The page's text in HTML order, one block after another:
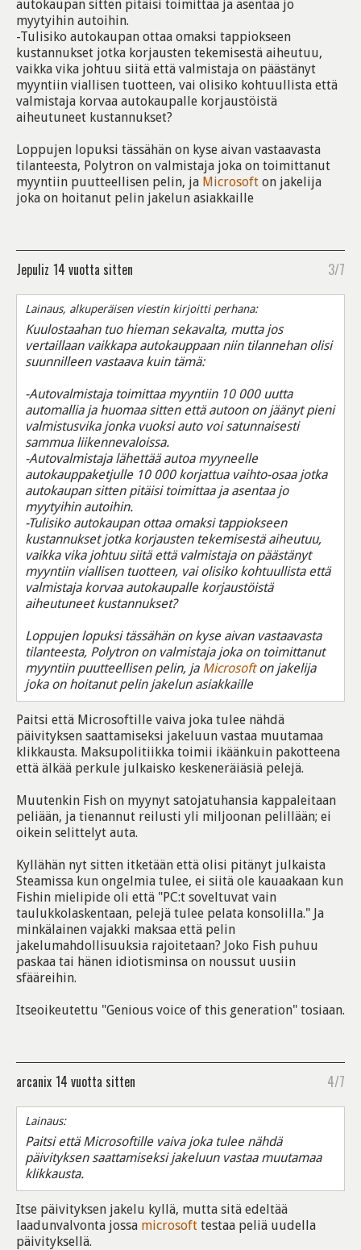
autokaupan sitten pitäisi toimittaa ja asentaa jo
myytyihin autoihin.
-Tulisiko autokaupan ottaa omaksi tappiokseen
kustannukset jotka korjausten tekemisestä aiheutuu,
vaikka vika johtuu siitä että valmistaja on päästänyt
myyntiin viallisen tuotteen, vai olisiko kohtuullista että
valmistaja korvaa autokaupalle korjaustöistä
aiheutuneet kustannukset?
Loppujen lopuksi tässähän on kyse aivan vastaavasta
tilanteesta, Polytron on valmistaja joka on toimittanut
myyntiin puutteellisen pelin, ja Microsoft on jakelija
joka on hoitanut pelin jakelun asiakkaille
Jepuliz 14 vuotta sitten 3/7
Lainaus, alkuperäisen viestin kirjoitti perhana:
Kuulostaahan tuo hieman sekavalta, mutta jos
vertaillaan vaikkapa autokauppaan niin tilannehan olisi
suunnilleen vastaava kuin tämä:
-Autovalmistaja toimittaa myyntiin 10 000 uutta
automallia ja huomaa sitten että autoon on jäänyt pieni
valmistusvika jonka vuoksi auto voi satunnaisesti
sammua liikennevaloissa.
-Autovalmistaja lähettää autoa myyneelle
autokauppaketjulle 10 000 korjattua vaihto-osaa jotka
autokaupan sitten pitäisi toimittaa ja asentaa jo
myytyihin autoihin.
-Tulisiko autokaupan ottaa omaksi tappiokseen
kustannukset jotka korjausten tekemisestä aiheutuu,
vaikka vika johtuu siitä että valmistaja on päästänyt
myyntiin viallisen tuotteen, vai olisiko kohtuullista että
valmistaja korvaa autokaupalle korjaustöistä
aiheutuneet kustannukset?
Loppujen lopuksi tässähän on kyse aivan vastaavasta
tilanteesta, Polytron on valmistaja joka on toimittanut
myyntiin puutteellisen pelin, ja Microsofton jakelija
joka on hoitanut pelin jakelun asiakkaille
Paitsi että Microsoftille vaiva joka tulee nähdä
päivityksen saattamiseksi jakeluun vastaa muutamaa
klikkausta. Maksupolitiikka toimii ikäänkuin pakotteena
että älkää perkule julkaisko keskeneräiäsiä pelejä.
Muutenkin Fish on myynyt satojatuhansia kappaleitaan
peliään, ja tienannut reilusti yli miljoonan pelillään; ei
oikein selittelyt auta.
Kyllähän nyt sitten itketään että olisi pitänyt julkaista
Steamissa kun ongelmia tulee, ei siitä ole kauaakaan kun
Fishin mielipide oli että "PC:t soveltuvat vain
taulukkolaskentaan, pelejä tulee pelata konsolilla." Ja
minkälainen vajakki maksaa että pelin
jakelumahdollisuuksia rajoitetaan? Joko Fish puhuu
paskaa tai hänen idiotisminsa on noussut uusiin
sfääreihin.
Itseoikeutettu "Genious voice of this generation" tosiaan.
arcanix 14 vuotta sitten 4/7
Lainaus:
Paitsi että Microsoftille vaiva joka tulee nähdä
päivityksen saattamiseksi jakeluun vastaa muutamaa
klikkausta.
Itse päivityksen jakelu kyllä, mutta sitä edeltää
laadunvalvonta jossa microsoft testaa peliä uudella
päivityksellä.